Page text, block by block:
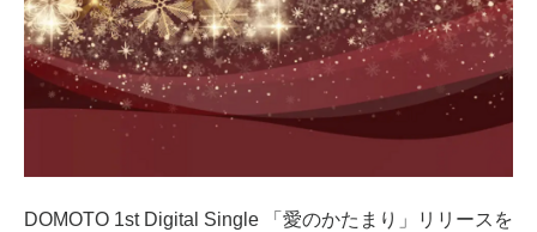
DOMOTO 1st Digital Single 「愛のかたまり」リリースを